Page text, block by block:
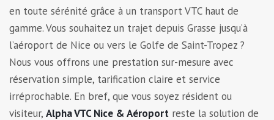
en toute sérénité grâce à un transport VTC haut de
gamme. Vous souhaitez un trajet depuis Grasse jusqu’à
l’aéroport de Nice ou vers le Golfe de Saint-Tropez ?
Nous vous offrons une prestation sur-mesure avec
réservation simple, tarification claire et service
irréprochable. En bref, que vous soyez résident ou
visiteur, Alpha VTC Nice & Aéroport reste la solution de